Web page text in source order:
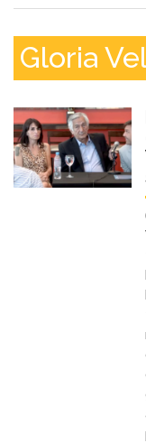
Gloria